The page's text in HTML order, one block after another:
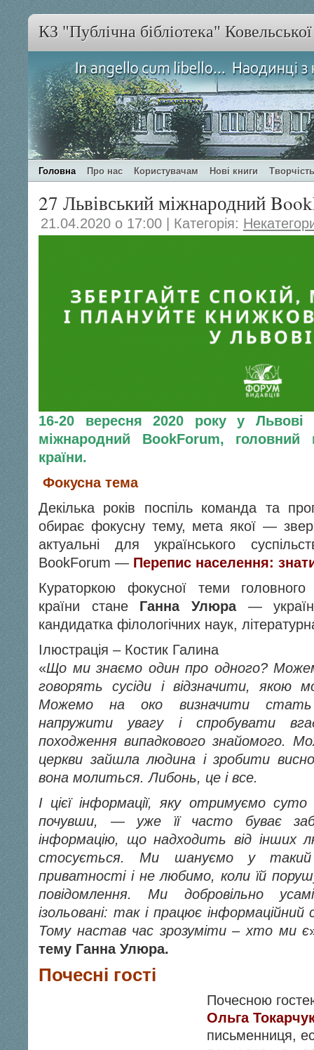
КЗ "Публічна бібліотека"
Головна Про нас Користувачам Нові книги
27 Львівський міжнародний
21.04.2020 о 17:00 | Категорія:
16-20 вересня 2020 року у Львові
міжнародний BookForum, головний
країни.
Фокусна тема
Декілька років поспіль команда та
обирає фокусну тему, мета якої —
актуальні для українського
BookForum — Перепис населення:
Кураторкою фокусної теми головного
країни стане Ганна Улюра —
кандидатка філологічних наук,
Ілюстрація – Костик Галина
«Що ми знаємо один про одного?
говорять сусіди і відзначити, якою
Можемо на око визначити стать
напружити увагу і спробувати
походження випадкового знайомого.
церкви зайшла людина і зробити
вона молиться. Либонь, це і все.
І цієї інформації, яку отримуємо
почувши, —уже її часто буває
інформацію, що надходить від інших
стосується. Ми шануємо у такий
приватності і не любимо, коли їй
повідомлення. Ми добровільно
ізольовані: так і працює
Тому настав час зрозуміти – хто ми є
тему Ганна Улюра.
Почесні гості
Почесною
Ольга
письменниця,